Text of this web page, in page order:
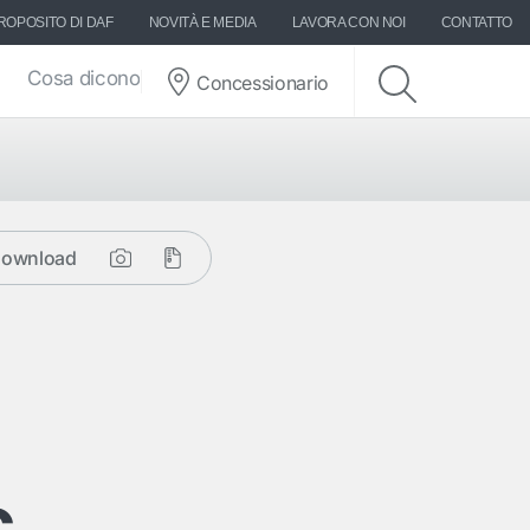
DI DAF NOVITÀ E MEDIA LAVORA CON NOI CONTATTO
Cosa dicono di DAFConcessionario